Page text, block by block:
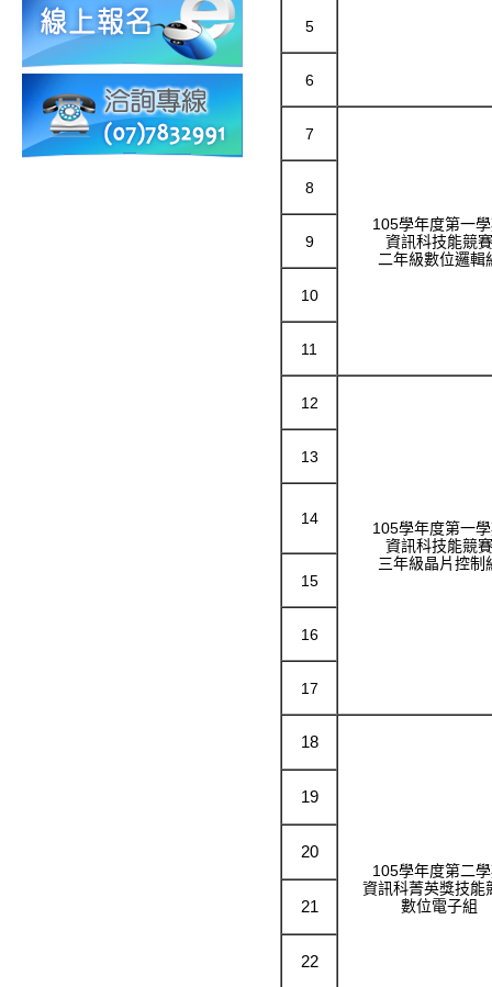
5
6
7
105學年度第一
資訊科技能競賽
二年級數位邏輯
8
9
10
11
12
105學年度第一
資訊科技能競賽
三年級晶片控制
13
14
15
16
17
18
105學年度第二
資訊科菁英獎技能
數位電子組
19
20
21
22